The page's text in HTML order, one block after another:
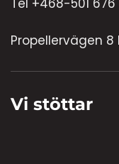
Tel +468-501 676
Propellervägen 8
Vi stöttar